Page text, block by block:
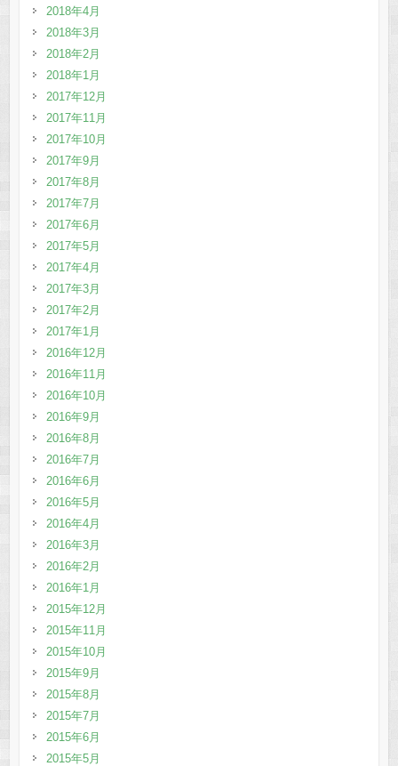
2018年4月
2018年3月
2018年2月
2018年1月
2017年12月
2017年11月
2017年10月
2017年9月
2017年8月
2017年7月
2017年6月
2017年5月
2017年4月
2017年3月
2017年2月
2017年1月
2016年12月
2016年11月
2016年10月
2016年9月
2016年8月
2016年7月
2016年6月
2016年5月
2016年4月
2016年3月
2016年2月
2016年1月
2015年12月
2015年11月
2015年10月
2015年9月
2015年8月
2015年7月
2015年6月
2015年5月